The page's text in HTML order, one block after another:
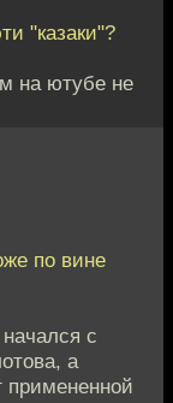
"казаки"?
на ютубе не
по вине
с
а
примененной